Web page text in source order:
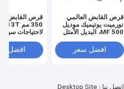
قرص القابض العالمي
نورميت يوتيميك موديل
MF 500، البديل الأمثل
افضل سعر
قرص القابض
لاحتياجات
افضل
اتصل بنا Desktop Site